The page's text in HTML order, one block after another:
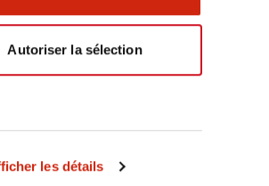
les détails
Autoriser la sélection
EMEA